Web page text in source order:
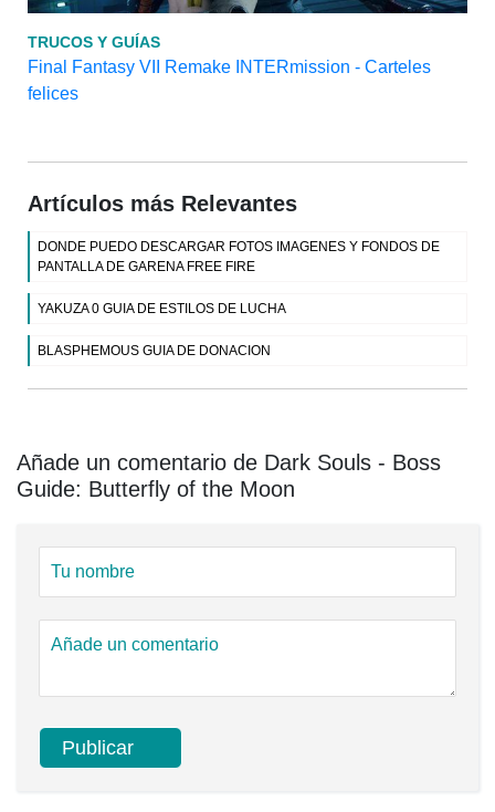
TRUCOS Y GUÍAS
Final Fantasy VII Remake INTERmission - Carteles
felices
Artículos más Relevantes
DONDE PUEDO DESCARGAR FOTOS IMAGENES Y FONDOS DE
PANTALLA DE GARENA FREE FIRE
YAKUZA 0 GUIA DE ESTILOS DE LUCHA
BLASPHEMOUS GUIA DE DONACION
Añade un comentario de Dark Souls - Boss
Guide: Butterfly of the Moon